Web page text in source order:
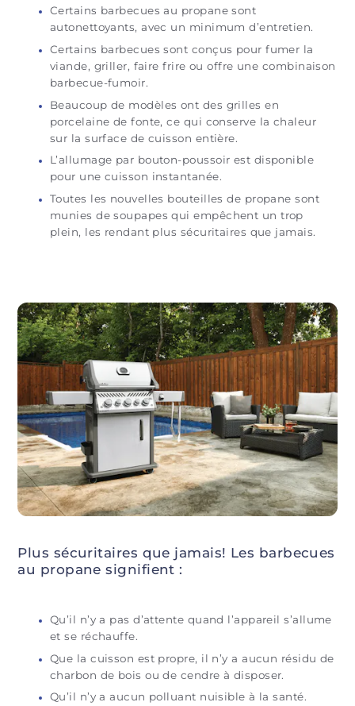
Certains barbecues au propane sont
autonettoyants, avec un minimum d’entretien.
Certains barbecues sont conçus pour fumer la
viande, griller, faire frire ou offre une combinaison
barbecue-fumoir.
Beaucoup de modèles ont des grilles en
porcelaine de fonte, ce qui conserve la chaleur
sur la surface de cuisson entière.
L’allumage par bouton-poussoir est disponible
pour une cuisson instantanée.
Toutes les nouvelles bouteilles de propane sont
munies de soupapes qui empêchent un trop
plein, les rendant plus sécuritaires que jamais.
Plus sécuritaires que jamais! Les barbecues
au propane signifient :
Qu’il n’y a pas d’attente quand l’appareil s’allume
et se réchauffe.
Que la cuisson est propre, il n’y a aucun résidu de
charbon de bois ou de cendre à disposer.
Qu’il n’y a aucun polluant nuisible à la santé.